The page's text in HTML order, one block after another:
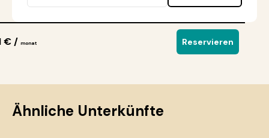
€ / monat Reservieren
Ähnliche Unterkünfte